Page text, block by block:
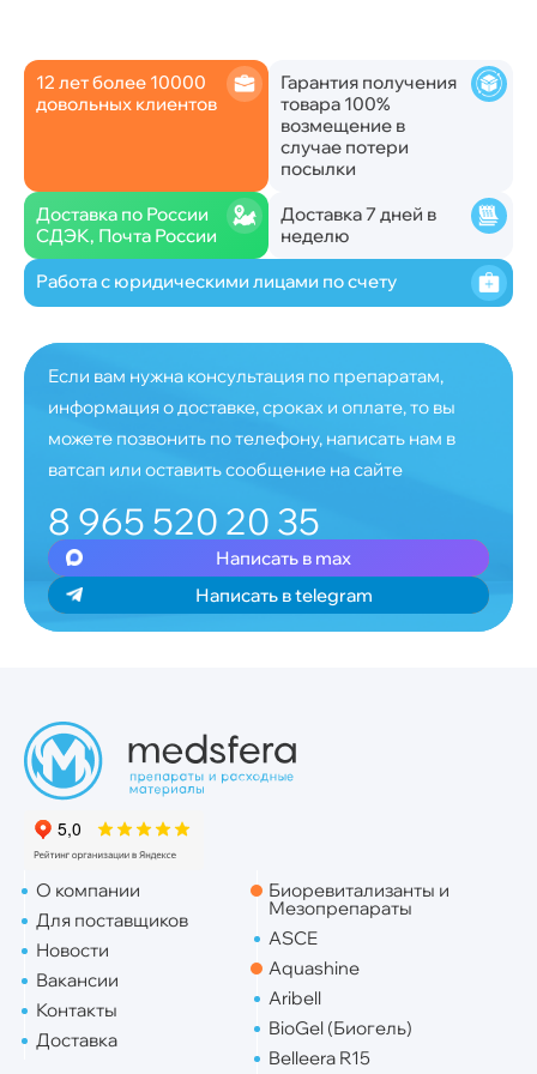
12 лет более 10000
довольных клиентов
Гарантия получения
товара 100%
возмещение в
случае потери
посылки
Доставка по России
СДЭК, Почта России
Доставка 7 дней в
неделю
Работа с юридическими лицами по счету
Если вам нужна консультация по препаратам,
информация о доставке, сроках и оплате, то вы
можете позвонить по телефону, написать нам в
ватсап или оставить сообщение на сайте
8 965 520 20 35
Написать в max
Написать в telegram
О компании
Для поставщиков
Новости
Вакансии
Контакты
Доставка
Биоревитализанты и
Мезопрепараты
ASCE
Aquashine
Aribell
BioGel (Биогель)
Belleera R15